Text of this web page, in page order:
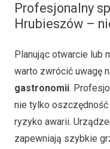
Profesjonalny
Hrubieszów –
Planując otwarcie lub
warto zwrócić uwagę
gastronomii.
nie tylko
ryzyko awarii.
zapewniają szybkie